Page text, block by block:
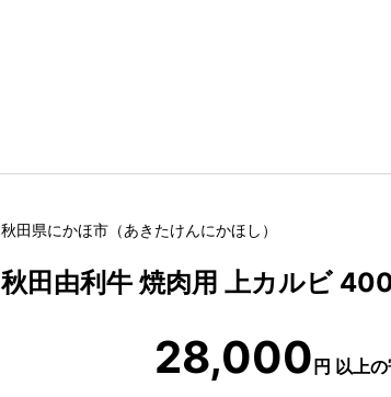
秋田県にかほ市 （あきたけんにかほし ）
秋田由利牛 焼肉用 上カルビ
28,000円 以上